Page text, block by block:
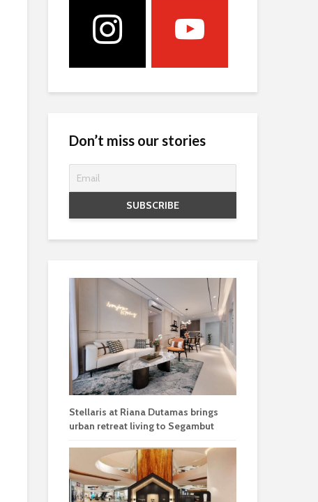
Don’t miss our stories
Stellaris at Riana Dutamas brings
urban retreat living to Segambut